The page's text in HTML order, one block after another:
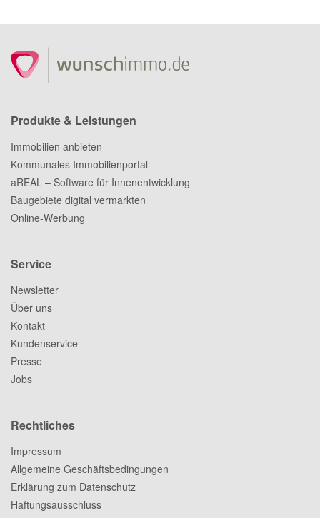
Produkte & Leistungen
Immobilien anbieten
Kommunales Immobilienportal
aREAL – Software für Innenentwicklung
Baugebiete digital vermarkten
Online-Werbung
Service
Newsletter
Über uns
Kontakt
Kundenservice
Presse
Jobs
Rechtliches
Impressum
Allgemeine Geschäftsbedingungen
Erklärung zum Datenschutz
Haftungsausschluss